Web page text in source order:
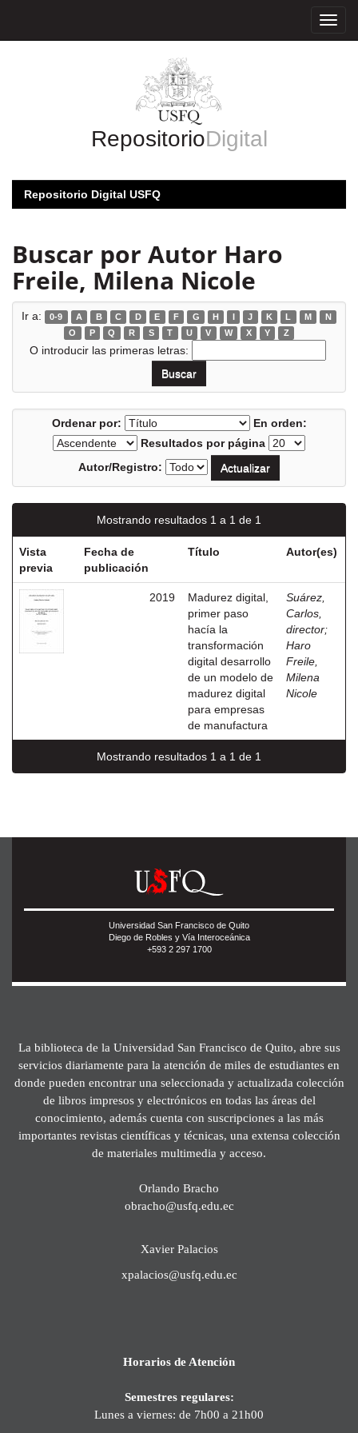
RepositorioDigital
Repositorio Digital USFQ
Buscar por Autor Haro
Freile, Milena Nicole
Ir a: 0-9 A B C D E F G H I J K L M
N
O
P Q R S T U V W X Y Z
O introducir las primeras letras:
Ordenar por:
En orden:
Resultados por página
Autor/Registro:
Mostrando resultados 1 a 1 de 1
Vista
previa
Fecha de
publicación
Título Autor(es)
2019
Madurez digital,
primer paso
hacía la
transformación
digital desarrollo
de un modelo de
madurez digital
para empresas
de manufactura
Suárez,
Carlos,
director;
Haro
Freile,
Milena
Nicole
Mostrando resultados 1 a 1 de 1
Universidad San Francisco de Quito
Diego de Robles y Vía Interoceánica
+593 2 297 1700
La biblioteca de la Universidad San Francisco de Quito, abre sus
servicios diariamente para la atención de miles de estudiantes en
donde pueden encontrar una seleccionada y actualizada colección
de libros impresos y electrónicos en todas las áreas del
conocimiento, además cuenta con suscripciones a las más
importantes revistas científicas y técnicas, una extensa colección
de materiales multimedia y acceso.
Orlando Bracho
obracho@usfq.edu.ec
Xavier Palacios
xpalacios@usfq.edu.ec
Horarios de Atención
Semestres regulares:
Lunes a viernes: de 7h00 a 21h00